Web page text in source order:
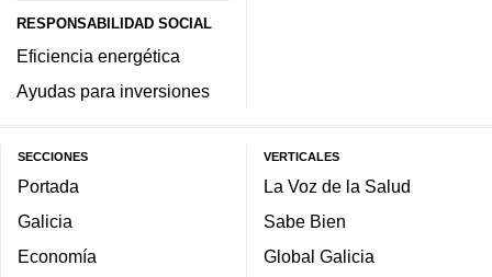
RESPONSABILIDAD SOCIAL
Eficiencia energética
Ayudas para inversiones
SECCIONES
Portada
Galicia
Economía
VERTICALES
La Voz de la Salud
Sabe Bien
Global Galicia